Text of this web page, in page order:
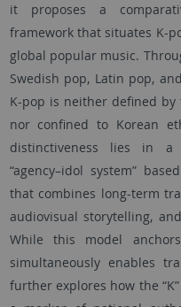
it proposes a
framework that situates K-
global popular music.
Swedish pop, Latin pop,
K-pop is neither defined
nor confined to Korean
distinctiveness lies in a
“agency–idol system”
that combines long-term
audiovisual storytelling,
While this model
simultaneously enables
further explores how the